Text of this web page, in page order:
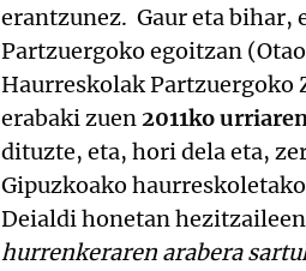
erantzunez. Gaur eta bihar,
Partzuergoko egoitzan
Haurreskolak Partzuergoko
erabaki zuen2011ko
dituzte, eta, hori dela eta,
Gipuzkoako
Deialdi honetan
hurrenkeraren arabera